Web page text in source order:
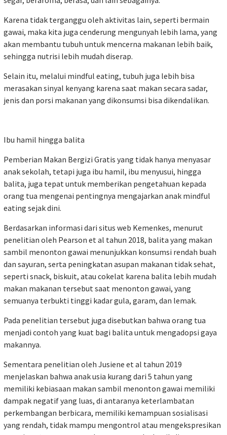
Karena tidak terganggu oleh aktivitas lain, seperti bermain
gawai, maka kita juga cenderung mengunyah lebih lama, yang
akan membantu tubuh untuk mencerna makanan lebih baik,
sehingga nutrisi lebih mudah diserap.
Selain itu, melalui mindful eating, tubuh juga lebih bisa
merasakan sinyal kenyang karena saat makan secara sadar,
jenis dan porsi makanan yang dikonsumsi bisa dikendalikan.
Ibu hamil hingga balita
Pemberian Makan Bergizi Gratis yang tidak hanya menyasar
anak sekolah, tetapi juga ibu hamil, ibu menyusui, hingga
balita, juga tepat untuk memberikan pengetahuan kepada
orang tua mengenai pentingnya mengajarkan anak mindful
eating sejak dini.
Berdasarkan informasi dari situs web Kemenkes, menurut
penelitian oleh Pearson et al tahun 2018, balita yang makan
sambil menonton gawai menunjukkan konsumsi rendah buah
dan sayuran, serta peningkatan asupan makanan tidak sehat,
seperti snack, biskuit, atau cokelat karena balita lebih mudah
makan makanan tersebut saat menonton gawai, yang
semuanya terbukti tinggi kadar gula, garam, dan lemak.
Pada penelitian tersebut juga disebutkan bahwa orang tua
menjadi contoh yang kuat bagi balita untuk mengadopsi gaya
makannya.
Sementara penelitian oleh Jusiene et al tahun 2019
menjelaskan bahwa anak usia kurang dari 5 tahun yang
memiliki kebiasaan makan sambil menonton gawai memiliki
dampak negatif yang luas, di antaranya keterlambatan
perkembangan berbicara, memiliki kemampuan sosialisasi
yang rendah, tidak mampu mengontrol atau mengekspresikan